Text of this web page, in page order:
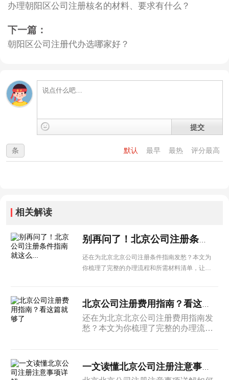
办理朝阳区公司注册核名的材料、要求有什么？
下一篇：
朝阳区公司注册代办选哪家好？
提交
默认 最早 最热 评分最高
条
相关解读
别再问了！北京公司注册条件指南就这么...
还在为北京北京公司注册条件指南发愁？本文为
你梳理了完整的办理流程和所需材料清单，让企
还在为北京北京公司注册费用指南发
愁？本文为你梳理了完整的办理流程